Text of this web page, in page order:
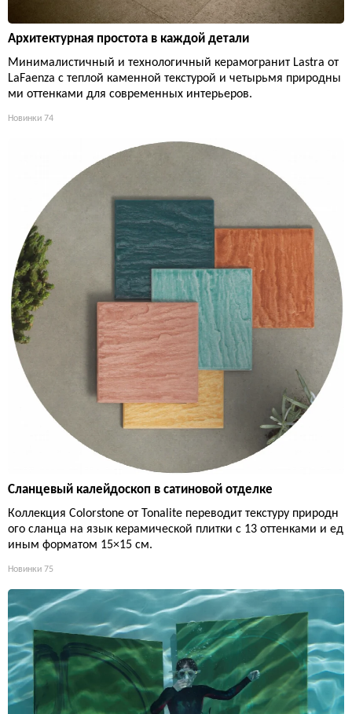
Архитектурная простота в каждой детали
Минималистичный и технологичный керамогранит Lastra от
LaFaenza с теплой каменной текстурой и четырьмя природны
ми оттенками для современных интерьеров.
Новинки 74
Сланцевый калейдоскоп в сатиновой отделке
Коллекция Colorstone от Tonalite переводит текстуру природн
ого сланца на язык керамической плитки с 13 оттенками и ед
иным форматом 15×15 см.
Новинки 75